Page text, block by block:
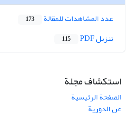
عدد المشاهدات للمقالة
173
تنزیل PDF 115
استكشاف مجلة
الصفحة الرئيسية
عن الدورية